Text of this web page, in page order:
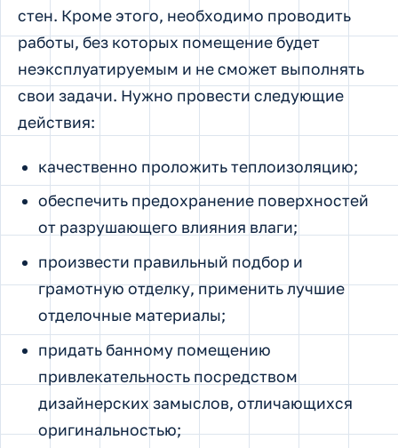
стен. Кроме этого, необходимо проводить
работы, без которых помещение будет
неэксплуатируемым и не сможет выполнять
свои задачи. Нужно провести следующие
действия:
качественно проложить теплоизоляцию;
обеспечить предохранение поверхностей
от разрушающего влияния влаги;
произвести правильный подбор и
грамотную отделку, применить лучшие
отделочные материалы;
придать банному помещению
привлекательность посредством
дизайнерских замыслов, отличающихся
оригинальностью;